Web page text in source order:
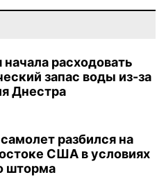
расходовать
запас воды из-за
Днестра
разбился на
США в условиях
шторма